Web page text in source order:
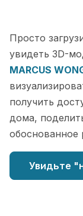
Просто
увидеть 3D-
MARCUS
получить
дома,
обоснованное
Увидьте